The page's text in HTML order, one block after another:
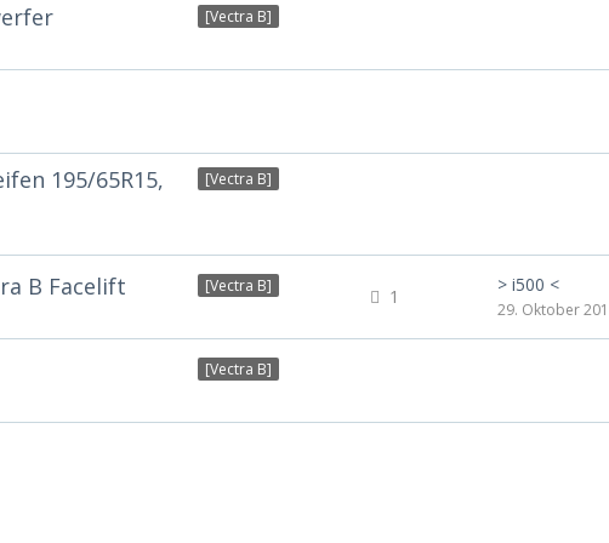
[Vectra B]
[Vectra B]
195/65R15,
[Vectra B]
B Facelift 1
> i500 <
29. Oktober
[Vectra B]